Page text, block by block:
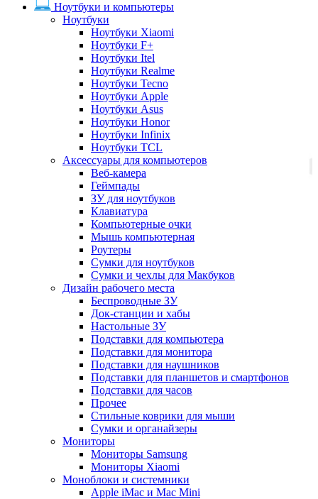
Ноутбуки и компьютеры
Ноутбуки
Ноутбуки Xiaomi
Ноутбуки F+
Ноутбуки Itel
Ноутбуки Realme
Ноутбуки Tecno
Ноутбуки Apple
Ноутбуки Asus
Ноутбуки Honor
Ноутбуки Infinix
Ноутбуки TCL
Аксессуары для компьютеров
Веб-камера
Геймпады
ЗУ для ноутбуков
Клавиатура
Компьютерные очки
Мышь компьютерная
Роутеры
Сумки для ноутбуков
Сумки и чехлы для Макбуков
Дизайн рабочего места
Беспроводные ЗУ
Док-станции и хабы
Настольные ЗУ
Подставки для компьютера
Подставки для монитора
Подставки для наушников
Подставки для планшетов и смартфонов
Подставки для часов
Прочее
Стильные коврики для мыши
Сумки и органайзеры
Мониторы
Мониторы Samsung
Мониторы Xiaomi
Моноблоки и системники
Apple iMac и Mac Mini